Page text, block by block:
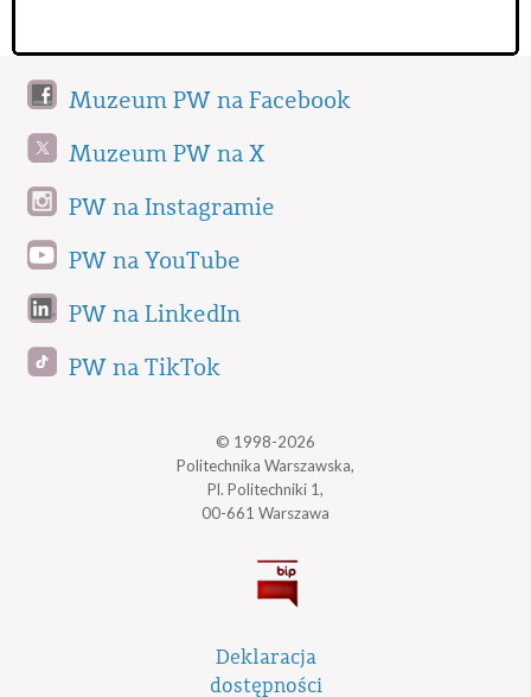
Muzeum PW na Facebook
Muzeum PW na X
PW na Instagramie
PW na YouTube
PW na LinkedIn
PW na TikTok
© 1998-2026
Politechnika Warszawska,
Pl. Politechniki 1,
00-661 Warszawa
Deklaracja
dostępności